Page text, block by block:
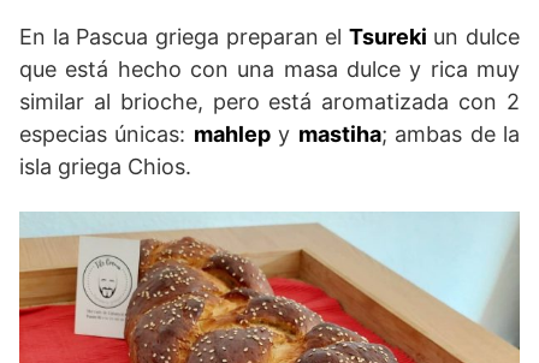
En la Pascua griega preparan el Tsureki un dulce
que está hecho con una masa dulce y rica muy
similar al brioche, pero está aromatizada con 2
especias únicas: mahlepy mastiha; ambas de la
isla griega Chios.